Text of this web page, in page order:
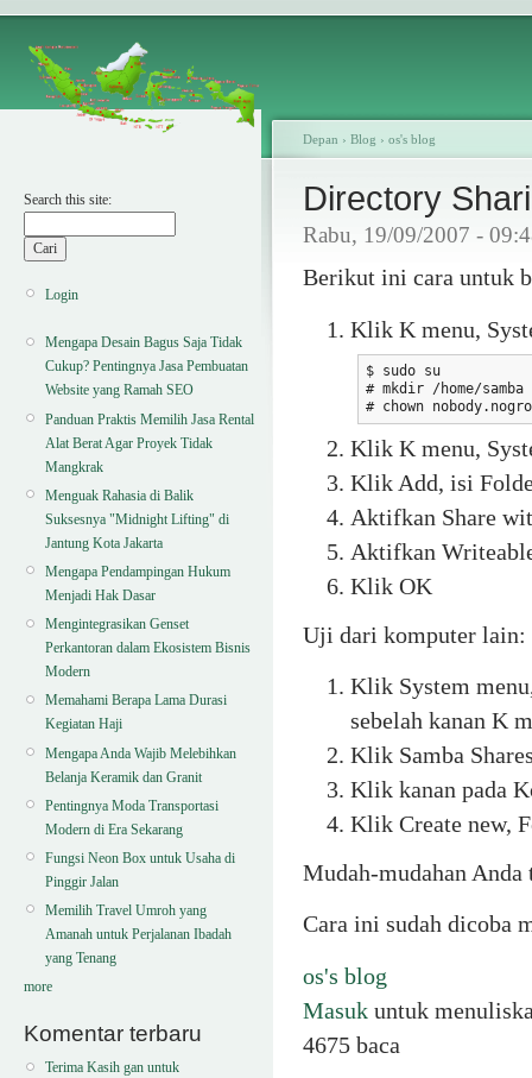
Search this site:
Login
Mengapa Desain Bagus Saja Tidak
Cukup? Pentingnya Jasa Pembuatan
Website yang Ramah SEO
Panduan Praktis Memilih Jasa Rental
Alat Berat Agar Proyek Tidak
Mangkrak
Menguak Rahasia di Balik
Suksesnya "Midnight Lifting" di
Jantung Kota Jakarta
Mengapa Pendampingan Hukum
Menjadi Hak Dasar
Mengintegrasikan Genset
Perkantoran dalam Ekosistem Bisnis
Modern
Memahami Berapa Lama Durasi
Kegiatan Haji
Mengapa Anda Wajib Melebihkan
Belanja Keramik dan Granit
Pentingnya Moda Transportasi
Modern di Era Sekarang
Fungsi Neon Box untuk Usaha di
Pinggir Jalan
Memilih Travel Umroh yang
Amanah untuk Perjalanan Ibadah
yang Tenang
more
Komentar terbaru
Terima Kasih gan untuk
Depan › Blog › os's blog
Directory
Rabu, 19/09/2007 -
Berikut ini cara untuk
Klik K menu,
$ sudo su
# mkdir /home/samba
# chown
Klik K menu,
Klik Add, isi
Aktifkan Share
Aktifkan
Klik OK
Uji dari komputer lain:
Klik System
sebelah kanan K
Klik Samba
Klik kanan pada
Klik Create new,
Mudah-mudahan
Cara ini sudah dicoba
os's blog
Masuk untuk
4675 baca